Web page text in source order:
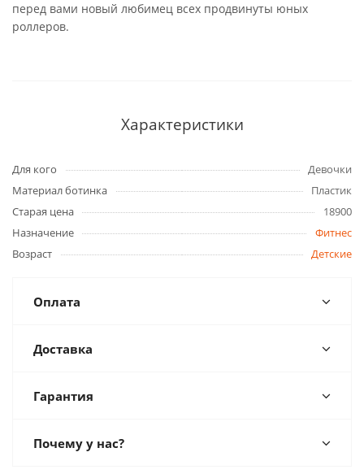
перед вами новый любимец всех продвинуты юных
роллеров.
Характеристики
Для кого
Девочки
Материал ботинка
Пластик
Старая цена
18900
Назначение
Фитнес
Возраст
Детские
Оплата
Доставка
Гарантия
Почему у нас?